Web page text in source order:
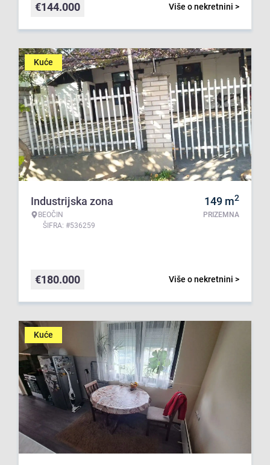
Više o nekretnini >
€144.000
Kuće
Industrijska zona
BEOČIN
ŠIFRA: #536259
149 m2
PRIZEMNA
Više o nekretnini >
€180.000
Kuće